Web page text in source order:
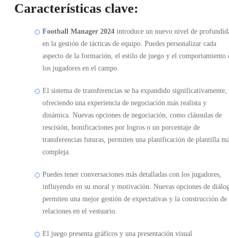
Características clave:
Football Manager 2024 introduce un nuevo nivel de
en la gestión de tácticas de equipo. Puedes personalizar cada
aspecto de la formación, el estilo de juego y el comportamiento
los jugadores en el campo.
El sistema de transferencias se ha expandido significativamente,
ofreciendo una experiencia de negociación más realista y
dinámica. Nuevas opciones de negociación, como cláusulas de
rescisión, bonificaciones por logros o un porcentaje de
transferencias futuras, permiten una planificación de plantilla
compleja.
Puedes tener conversaciones más detalladas con los jugadores,
influyendo en su moral y motivación. Nuevas opciones de
permiten una mejor gestión de expectativas y la construcción de
relaciones en el vestuario.
El juego presenta gráficos y una presentación visual